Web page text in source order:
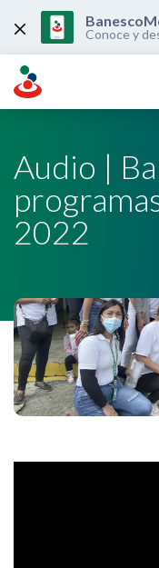
content
Conoce y
Audio |
2022